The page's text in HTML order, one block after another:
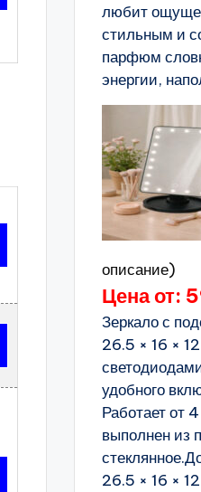
любит
стильным и
парфюм
энергии,
описание)
Цена от:
Зеркало с
26.5 × 16 ×
удобного
Работает от
выполнен из
26.5 × 16 ×